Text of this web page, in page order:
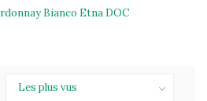
Bianco Etna DOC